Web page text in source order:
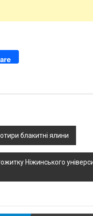
блакитні ялини
Ніжинського